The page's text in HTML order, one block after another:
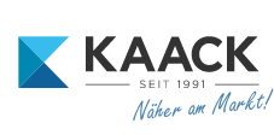
Näher am Markt!